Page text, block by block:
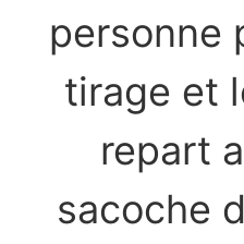
personne
tirage et
repart
sacoche